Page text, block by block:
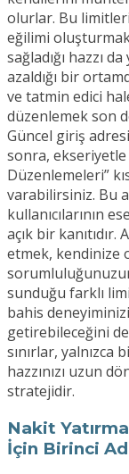
olurlar. Bu
eğilimi
sağladığı hazzı
azaldığı bir
ve tatmin edici
düzenlemek son
Güncel giriş
sonra, ekseriyetle
Düzenlemeleri”
varabilirsiniz. Bu
kullanıcılarının
açık bir kanıtıdır.
etmek, kendinize
sunduğu farklı
bahis
getirebileceğini
sınırlar, yalnızca
hazzınızı uzun
stratejidir.
Nakit Yatırma
İçin Birinci